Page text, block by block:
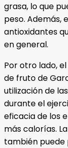
grasa, lo que
peso. Además,
antioxidantes
en general.
Por otro lado,
de fruto de
utilización de
durante el
eficacia de los
más calorías.
también puede